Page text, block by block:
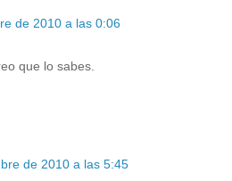
de 2010 a las 0:06
que lo sabes.
de 2010 a las 5:45